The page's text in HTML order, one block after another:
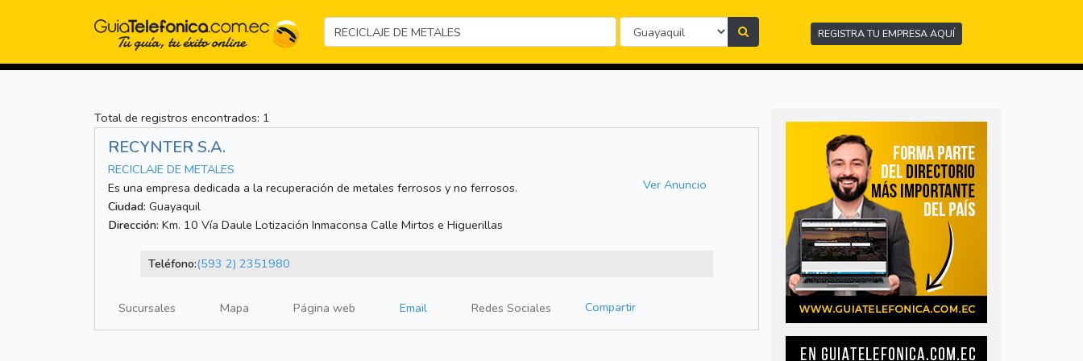
REGISTRA TU EMPRESA AQUÍ
Total de registros encontrados: 1
RECYNTER S.A.
RECICLAJE DE METALES
Es una empresa dedicada a la recuperación de metales ferrosos y no ferrosos.
Ciudad: Guayaquil
Dirección: Km. 10 Vía Daule Lotización Inmaconsa Calle Mirtos e Higuerillas
Ver Anuncio
Teléfono:(593 2) 2351980
Sucursales Mapa Página web Email Redes Sociales Compartir